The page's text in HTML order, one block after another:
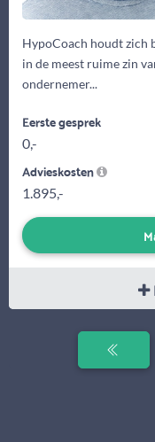
HypoCoach houdt zich
in de meest ruime zin
ondernemer...
Eerste gesprek
0,-
Advieskosten
1.895,-